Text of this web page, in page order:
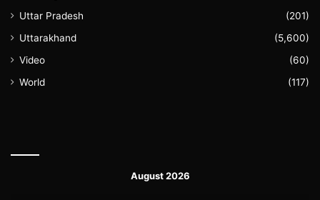
Uttar Pradesh
(201)
Uttarakhand
(5,600)
Video
(60)
World
(117)
August 2026